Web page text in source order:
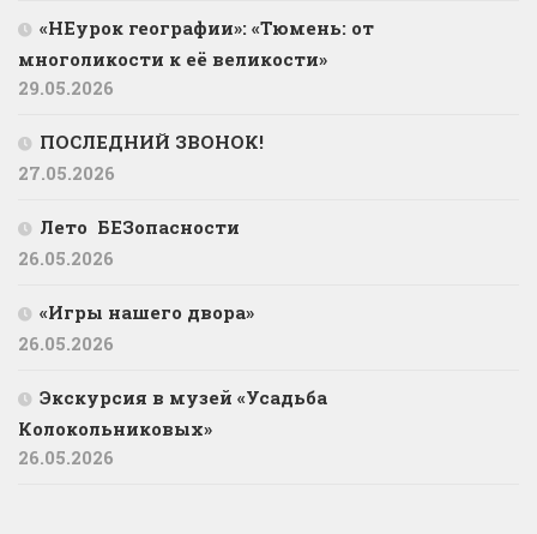
«НЕурок географии»: «Тюмень: от
многоликости к её великости»
29.05.2026
ПОСЛЕДНИЙ ЗВОНОК!
27.05.2026
Лето БЕЗопасности
26.05.2026
«Игры нашего двора»
26.05.2026
Экскурсия в музей «Усадьба
Колокольниковых»
26.05.2026